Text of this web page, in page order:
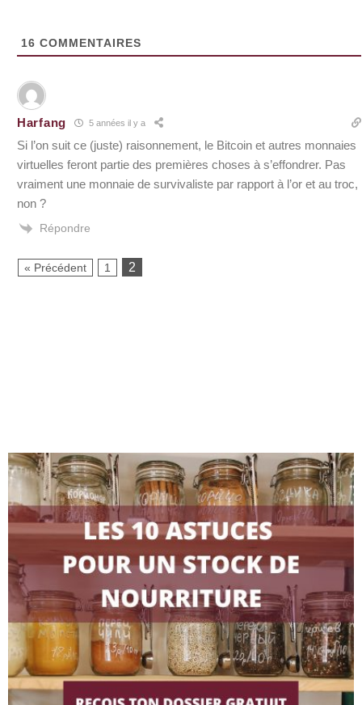
16 COMMENTAIRES
Harfang 5 années il y a
Si l’on suit ce (juste) raisonnement, le Bitcoin et autres monnaies
virtuelles feront partie des premières choses à s’effondrer. Pas
vraiment une monnaie de survivaliste par rapport à l’or et au troc,
non ?
Répondre
« Précédent 1 2